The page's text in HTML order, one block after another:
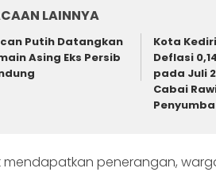
LAINNYA
Putih Datangkan
Asing Eks Persib
Kota
Deflasi
pada Juli
Cabai
mendapatkan penerangan,